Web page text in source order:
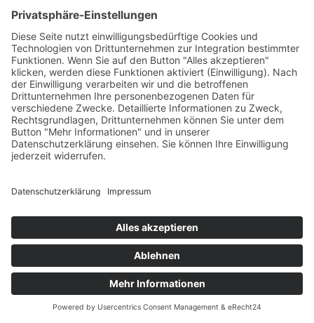
Eine Zusammenführung dieser Daten mit anderen
Datenquellen wird nicht vorgenommen.
Die Erfassung dieser Daten erfolgt auf Grundlage von Art.
6 Abs. 1 lit. f DSGVO. Der Websitebetreiber hat ein
berechtigtes Interesse an der technisch fehlerfreien
Darstellung und der Optimierung seiner Website – hierzu
müssen die Server-Log-Files erfasst werden.
lassen, werden Ihre Angaben aus dem Anfrageformular
inklusive der von Ihnen dort angegebenen Kontaktdaten
zwecks Bearbeitung der Anfrage und für den Fall von
Anschlussfragen bei uns gespeichert. Diese Daten geben
wir nicht ohne Ihre Einwilligung weiter.